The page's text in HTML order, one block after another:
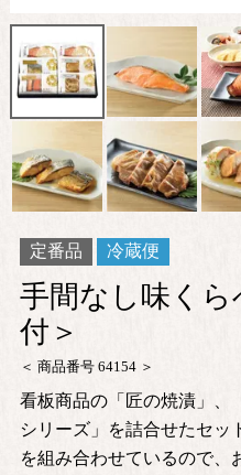
定番品 冷蔵便
手間なし味くら
付＞
商品番号 64154
看板商品の「匠の焼漬」、
シリーズ」を詰合せたセッ
を組み合わせているので、